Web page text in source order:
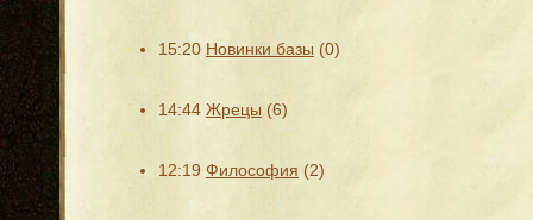
15:20 Новинки базы (0)
14:44 Жрецы (6)
12:19 Философия (2)